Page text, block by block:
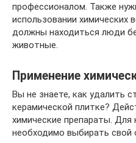
профессионалом. Также
использовании химических
должны находиться люди
животные.
Применение
Вы не знаете, как удалить
керамической плитке?
химические препараты. Для
необходимо выбирать свой